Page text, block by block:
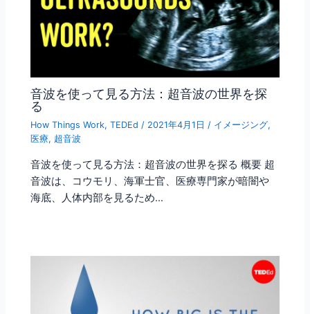
音波を使って見る方法：超音波の世界を探
る
How Things Work,TEDEd / 2021年4月1日/ イメージング,
医療, 超音波
音波を使って見る方法：超音波の世界を探る 概要 超
音波は、コウモリ、海軍士官、医療専門家が暗闇や
海底、人体内部を見るため…